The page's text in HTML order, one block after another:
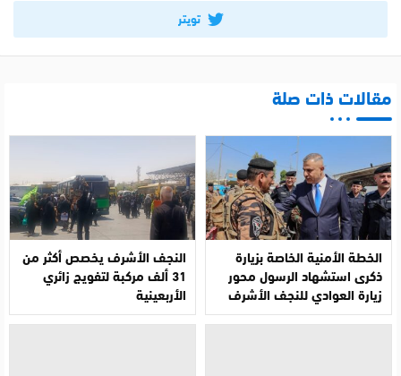
تويتر
مقالات ذات صلة
الخطة الأمنية الخاصة بزيارة
ذكرى استشهاد الرسول محور
زيارة العوادي للنجف الأشرف
النجف الأشرف يخصص أكثر من
31 ألف مركبة لتفويج زائري
الأربعينية